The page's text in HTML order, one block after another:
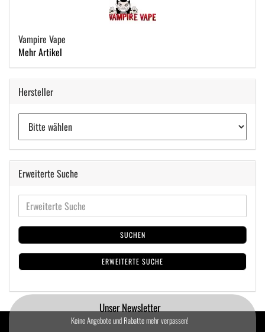
Vampire Vape
Mehr Artikel
Hersteller
Erweiterte Suche
SUCHEN
ERWEITERTE SUCHE
Unser Newsletter
Keine Angebote und Rabatte mehr verpassen!